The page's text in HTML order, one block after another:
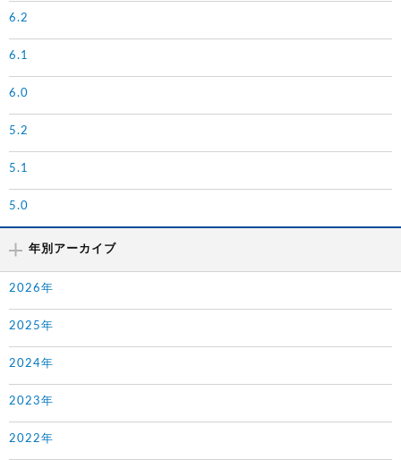
6.2
6.1
6.0
5.2
5.1
5.0
年別アーカイブ
2026年
2025年
2024年
2023年
2022年